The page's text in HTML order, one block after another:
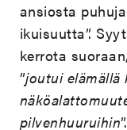
ansiosta
ikuisuutta”.
kerrota
”joutui elämällä
pilvenhuuruihin